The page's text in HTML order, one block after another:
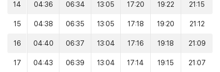
14 04:36 06:34 13:05 17:20 19:22 21:15
15 04:38 06:35 13:05 17:18 19:20 21:12
16 04:40 06:37 13:04 17:16 19:18 21:09
17 04:43 06:39 13:04 17:14 19:15 21:07